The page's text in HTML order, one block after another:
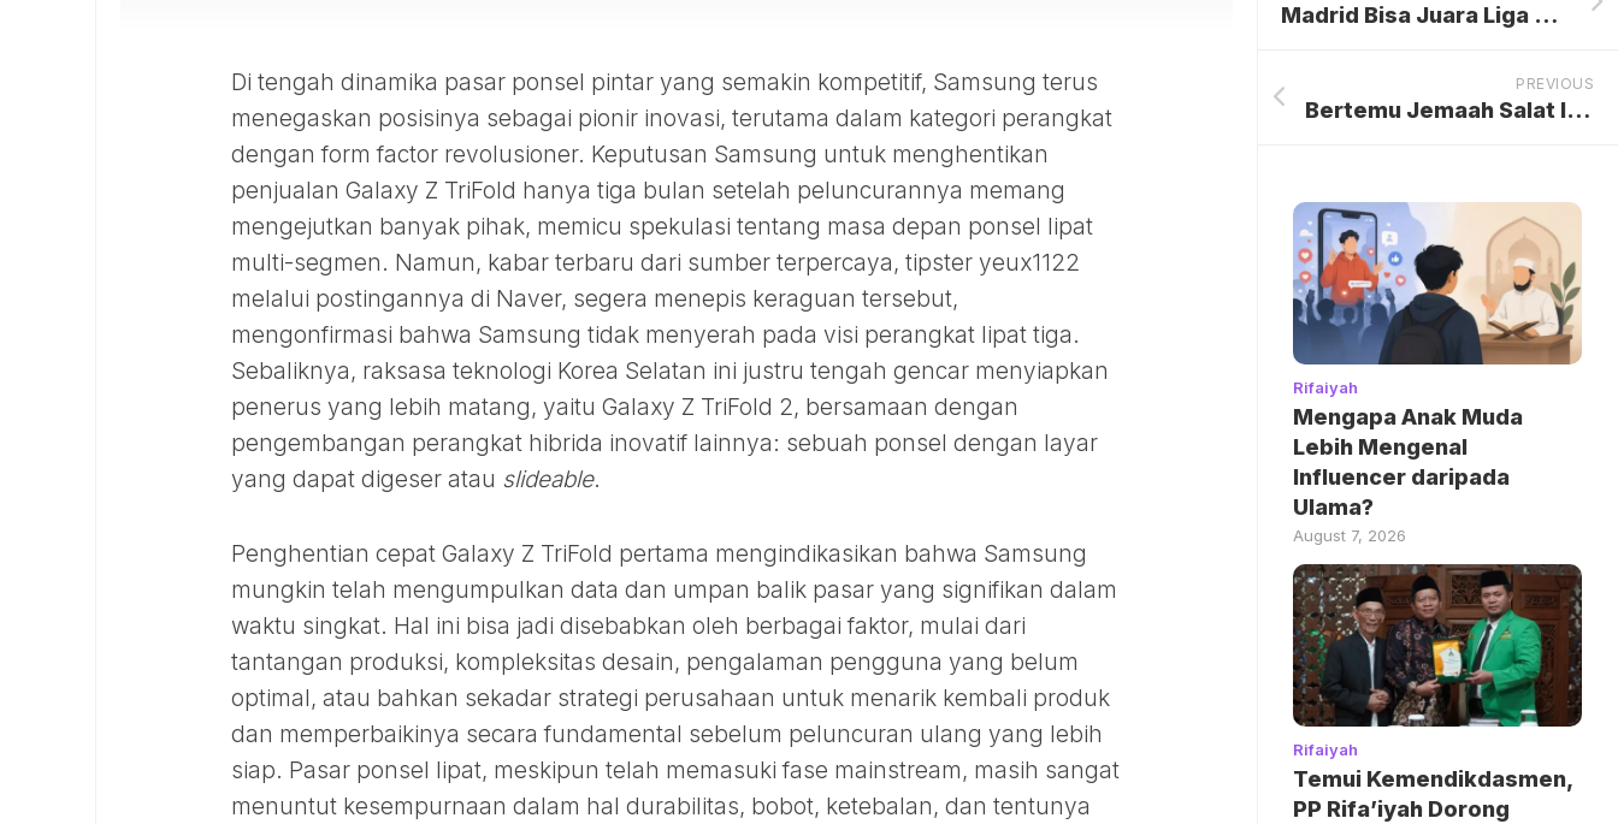
Di tengah dinamika pasar ponsel pintar yang semakin kompetitif, Samsung terus
menegaskan posisinya sebagai pionir inovasi, terutama dalam kategori perangkat
dengan form factor revolusioner. Keputusan Samsung untuk menghentikan
penjualan Galaxy Z TriFold hanya tiga bulan setelah peluncurannya memang
mengejutkan banyak pihak, memicu spekulasi tentang masa depan ponsel lipat
multi-segmen. Namun, kabar terbaru dari sumber terpercaya, tipster yeux1122
melalui postingannya di Naver, segera menepis keraguan tersebut,
mengonfirmasi bahwa Samsung tidak menyerah pada visi perangkat lipat tiga.
Sebaliknya, raksasa teknologi Korea Selatan ini justru tengah gencar menyiapkan
penerus yang lebih matang, yaitu Galaxy Z TriFold 2, bersamaan dengan
pengembangan perangkat hibrida inovatif lainnya: sebuah ponsel dengan layar
yang dapat digeser atau slideable.
Penghentian cepat Galaxy Z TriFold pertama mengindikasikan bahwa Samsung
mungkin telah mengumpulkan data dan umpan balik pasar yang signifikan dalam
waktu singkat. Hal ini bisa jadi disebabkan oleh berbagai faktor, mulai dari
tantangan produksi, kompleksitas desain, pengalaman pengguna yang belum
optimal, atau bahkan sekadar strategi perusahaan untuk menarik kembali produk
dan memperbaikinya secara fundamental sebelum peluncuran ulang yang lebih
siap. Pasar ponsel lipat, meskipun telah memasuki fase mainstream, masih sangat
menuntut kesempurnaan dalam hal durabilitas, bobot, ketebalan, dan tentunya
Madrid Bisa Juara Liga Champions? Guti: Itu Rumit, tapi Peluang Tetap Terbuka
PREVIOUS
Bertemu Jemaah Salat Id, PM Australia Diprotes soal Serangan Israel ke Gaza
Rifaiyah
Mengapa Anak Muda
Lebih Mengenal
Influencer daripada
Ulama?
August 7, 2026
Rifaiyah
Temui Kemendikdasmen,
PP Rifa’iyah Dorong